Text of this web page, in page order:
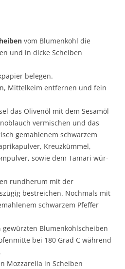
vom Blumenkohl die
und in dicke Scheiben
belegen.
Mittelkeim entfernen und fein
das Olivenöl mit dem Sesamöl
vermischen und das
gemahlenem schwarzem
Kreuzkümmel,
sowie dem Tamari wür-
rundherum mit der
bestreichen. Nochmals mit
schwarzem Pfeffer
gewürzten Blumenkohlscheiben
bei 180 Grad C während
Mozzarella in Scheiben